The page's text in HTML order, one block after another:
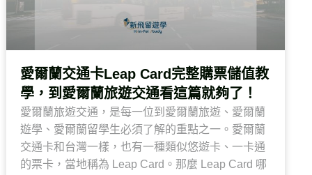
愛爾蘭交通卡Leap Card完整購票儲值教
學，到愛爾蘭旅遊交通看這篇就夠了！
愛爾蘭旅遊交通，是每一位到愛爾蘭旅遊、愛爾蘭
遊學、愛爾蘭留學生必須了解的重點之一。愛爾蘭
交通卡和台灣一樣，也有一種類似悠遊卡、一卡通
的票卡，當地稱為 Leap Card。那麼 Leap Card 哪